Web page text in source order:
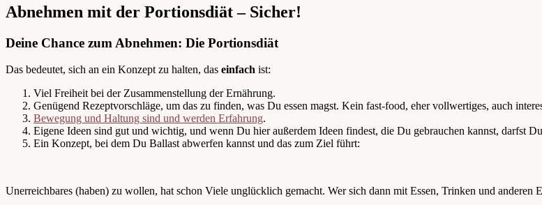
Abnehmen mit der Portionsdiät – Sicher!
Deine Chance zum Abnehmen: Die Portionsdiät
Das bedeutet, sich an ein Konzept zu halten, das einfach ist:
Viel Freiheit bei der Zusammenstellung der Ernährung.
Genügend Rezeptvorschläge, um das zu finden, was Du essen magst. Kein fast-food, eher vollwertiges, auch
Bewegung und Haltung sind und werden Erfahrung.
Eigene Ideen sind gut und wichtig, und wenn Du hier außerdem Ideen findest, die Du gebrauchen kannst, darfst
Ein Konzept, bei dem Du Ballast abwerfen kannst und das zum Ziel führt:
Unerreichbares (haben) zu wollen, hat schon Viele unglücklich gemacht. Wer sich dann mit Essen, Trinken und anderen